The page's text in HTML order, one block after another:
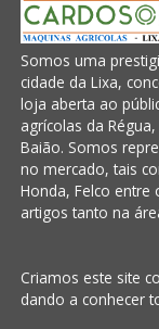
Somos uma
cidade da Lixa,
loja aberta ao
agrícolas da
Baião. Somos
no mercado, tais
Honda, Felco
artigos tanto na
Criamos este site
dando a conhecer